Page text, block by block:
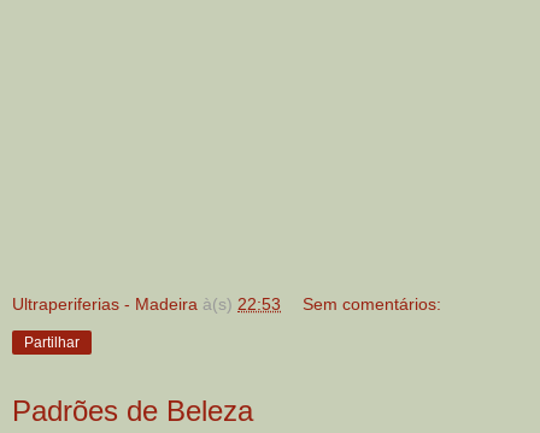
Ultraperiferias - Madeira à(s) 22:53 Sem comentários:
Partilhar
Padrões de Beleza